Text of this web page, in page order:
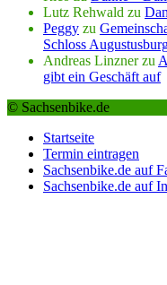
Lutz Rehwald zu
Peggy zu
Schloss
Andreas Linznerzu
gibt ein Geschäft auf
© Sachsenbike.de
Startseite
Termin eintragen
Sachsenbike.de auf
Sachsenbike.de auf